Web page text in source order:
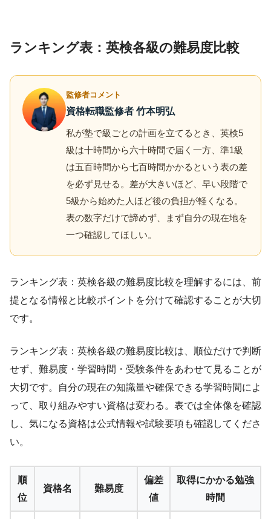
ランキング表：英検各級の難易度比較
監修者コメント
資格転職監修者 竹本明弘
私が塾で級ごとの計画を立てるとき、英検5
級は十時間から六十時間で届く一方、準1級
は五百時間から七百時間かかるという表の差
を必ず見せる。差が大きいほど、早い段階で
5級から始めた人ほど後の負担が軽くなる。
表の数字だけで諦めず、まず自分の現在地を
一つ確認してほしい。
ランキング表：英検各級の難易度比較を理解するには、前
提となる情報と比較ポイントを分けて確認することが大切
です。
ランキング表：英検各級の難易度比較は、順位だけで判断
せず、難易度・学習時間・受験条件をあわせて見ることが
大切です。自分の現在の知識量や確保できる学習時間によ
って、取り組みやすい資格は変わる。表では全体像を確認
し、気になる資格は公式情報や試験要項も確認してくださ
い。
順
位
資格名 難易度
偏差
値
取得にかかる勉強
時間